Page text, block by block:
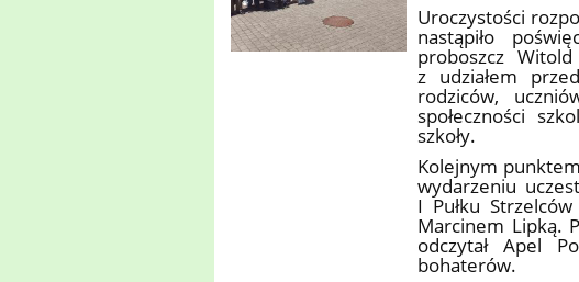
Uroczystości
nastąpiło
proboszcz
z udziałem
rodziców,
społeczności
szkoły.
Kolejnym
wydarzeniu
I Pułku
Marcinem Lipką.
odczytał Apel
bohaterów.